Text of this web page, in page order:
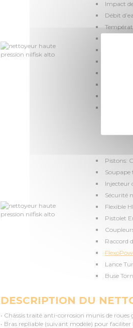
Impact
Débit
Type
Calibre
Pistons:
Soupape
Injecteur
Sécurité
Flexible
Pistolet
Raccord
Lance
Buse
DESCRIPTION DU
• Châssis traité anti-corrosion munis de
• Bras repliable (suivant modèle) pour